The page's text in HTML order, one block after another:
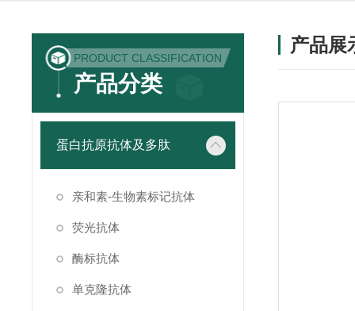
PRODUCT CLASSIFICATION
产品分类
蛋白抗原抗体及多肽
亲和素-生物素标记抗体
荧光抗体
酶标抗体
单克隆抗体
产品展